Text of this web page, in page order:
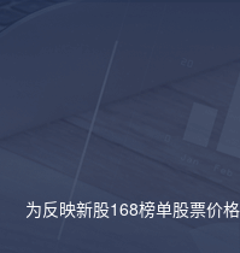
为反映新股168榜单股票价